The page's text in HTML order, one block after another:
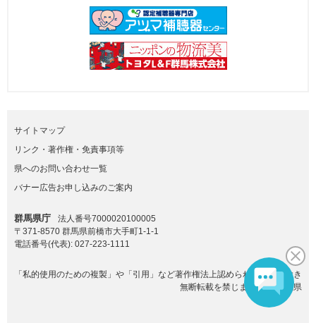
サイトマップ
リンク・著作権・免責事項等
県へのお問い合わせ一覧
バナー広告お申し込みのご案内
群馬県庁
法人番号7000020100005
〒371-8570 群馬県前橋市大手町1-1-1
電話番号(代表): 027-223-1111
「私的使用のための複製」や「引用」など著作権法上認められた場合を除き
無断転載を禁じます。(C)群馬県